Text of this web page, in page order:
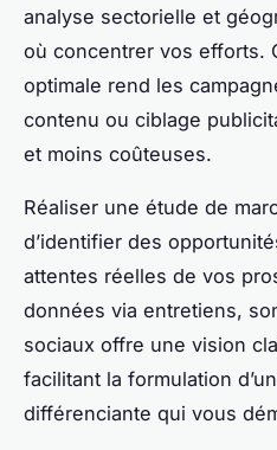
analyse sectorielle et
où concentrer vos efforts.
optimale rend les
contenu ou ciblage
et moins coûteuses.
Réaliser une étude de
d’identifier des
attentes réelles de vos
données via entretiens,
sociaux offre une vision
facilitant la formulation
différenciante qui vous